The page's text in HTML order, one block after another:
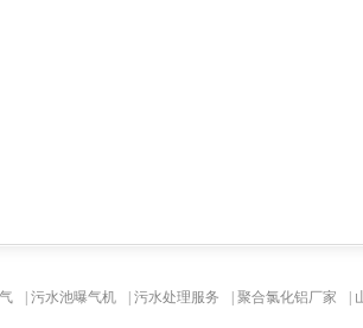
污水池曝气机 污水处理服务 聚合氯化铝厂家